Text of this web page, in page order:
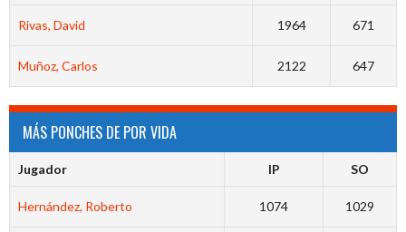
Rivas, David 1964 671
Muñoz, Carlos 2122 647
MÁS PONCHES DE POR VIDA
Jugador IP SO
Hernández, Roberto 1074 1029